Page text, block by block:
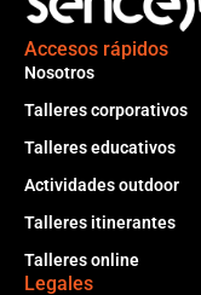
Accesos rápidos
Nosotros
Talleres corporativos
Talleres educativos
Actividades outdoor
Talleres itinerantes
Talleres online
Legales